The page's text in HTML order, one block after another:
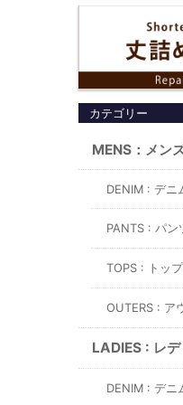
カテゴリー
MENS：メン
DENIM : デニ
PANTS : パン
TOPS : トッ
OUTERS : ア
LADIES : レデ
DENIM : デニ